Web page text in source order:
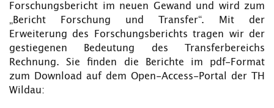
Forschungsbericht im neuen Gewand und wird zum
„Bericht Forschung und Transfer“. Mit der
Erweiterung des Forschungsberichts tragen wir der
gestiegenen Bedeutung des Transferbereichs
Rechnung. Sie finden die Berichte im pdf-Format
zum Download auf dem Open-Access-Portal der TH
Wildau: